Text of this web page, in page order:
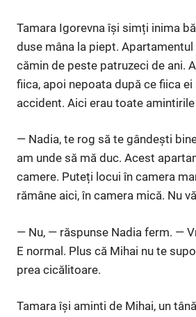
Tamara Igorevna își simți inima
duse mâna la piept. Apartamentul
cămin de peste patruzeci de ani.
fiica, apoi nepoata după ce fiica
accident. Aici erau toate
— Nadia, te rog să te gândești
am unde să mă duc. Acest
camere. Puteți locui în camera
rămâne aici, în camera mică. Nu
— Nu, — răspunse Nadia ferm. —
E normal. Plus că Mihai nu te
prea cicălitoare.
Tamara își aminti de Mihai, un